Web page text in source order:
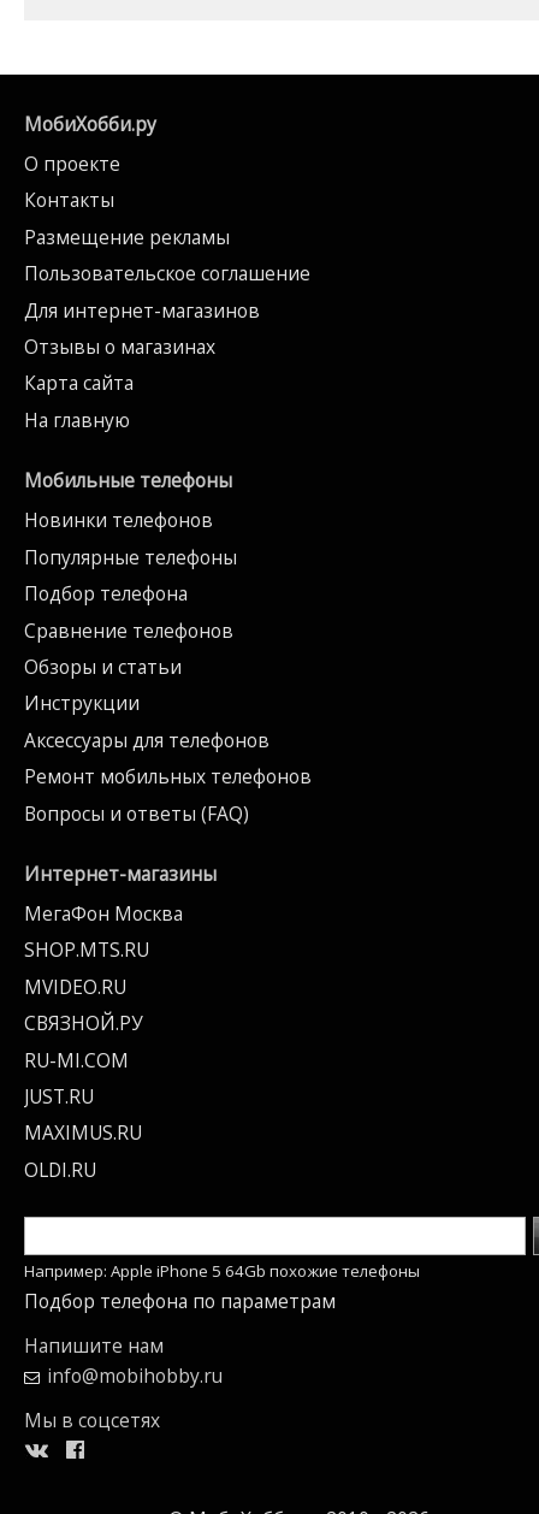
МобиХобби.ру
О проекте
Контакты
Размещение рекламы
Пользовательское соглашение
Для интернет-магазинов
Отзывы о магазинах
Карта сайта
На главную
Мобильные телефоны
Новинки телефонов
Популярные телефоны
Подбор телефона
Сравнение телефонов
Обзоры и статьи
Инструкции
Аксессуары для телефонов
Ремонт мобильных телефонов
Вопросы и ответы (FAQ)
Интернет-магазины
МегаФон Москва
SHOP.MTS.RU
MVIDEO.RU
СВЯЗНОЙ.РУ
RU-MI.COM
JUST.RU
MAXIMUS.RU
OLDI.RU
Например: Apple iPhone 5 64Gb похожие телефоны
Подбор телефона по параметрам
Напишите нам
info@mobihobby.ru
Мы в соцсетях